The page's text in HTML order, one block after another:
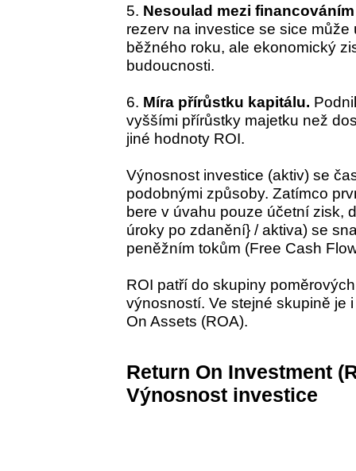
5. Nesoulad mezi
rezerv na investice se sice
běžného roku, ale ekonomický
budoucnosti.
6. Míra přírůstku kapitálu.
vyššími přírůstky majetku než
jiné hodnoty ROI.
Výnosnost investice (aktiv) se
podobnými způsoby. Zatímco
bere v úvahu pouze účetní zisk,
úroky po zdanění} / aktiva) se
peněžním tokům (Free Cash
ROI patří do skupiny
výnosností. Ve stejné skupině je
On Assets (ROA).
Return On Investment
Výnosnost investice